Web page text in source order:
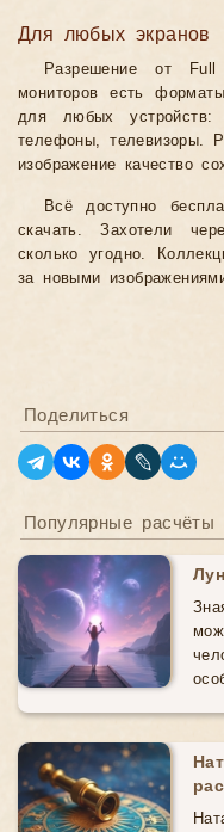
Для любых экранов
Разрешение от
мониторов есть
для любых устройств:
телефоны, телевизоры.
изображение качество
Всё доступно
скачать. Захотели
сколько угодно.
за новыми
Поделиться
Популярные расчёты